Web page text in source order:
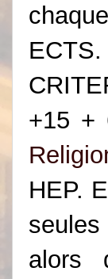
+15 +
HEP.
alors